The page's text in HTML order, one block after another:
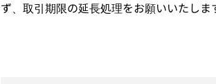
ず、取引期限の延長処理をお願いいたしま